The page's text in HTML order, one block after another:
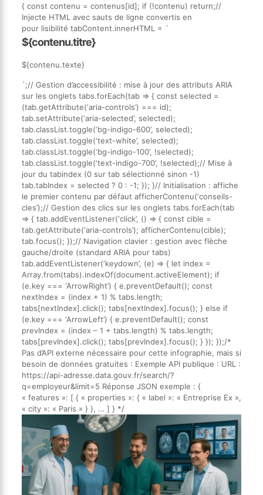
{ const contenu = contenus[id]; if (!contenu) return;//
Injecte HTML avec sauts de ligne convertis en
pour lisibilité tabContent.innerHTML = `
${contenu.titre}
${contenu.texte}
`;// Gestion d’accessibilité : mise à jour des attributs ARIA
sur les onglets tabs.forEach(tab => { const selected =
(tab.getAttribute(‘aria-controls’) === id);
tab.setAttribute(‘aria-selected’, selected);
tab.classList.toggle(‘bg-indigo-600’, selected);
tab.classList.toggle(‘text-white’, selected);
tab.classList.toggle(‘bg-indigo-100’, !selected);
tab.classList.toggle(‘text-indigo-700’, !selected);// Mise à
jour du tabindex (0 sur tab sélectionné sinon -1)
tab.tabIndex = selected ? 0 : -1; }); }// Initialisation : affiche
le premier contenu par défaut afficherContenu(‘conseils-
cles’);// Gestion des clics sur les onglets tabs.forEach(tab
=> { tab.addEventListener(‘click’, () => { const cible =
tab.getAttribute(‘aria-controls’); afficherContenu(cible);
tab.focus(); });// Navigation clavier : gestion avec flèche
gauche/droite (standard ARIA pour tabs)
tab.addEventListener(‘keydown’, (e) => { let index =
Array.from(tabs).indexOf(document.activeElement); if
(e.key === ‘ArrowRight’) { e.preventDefault(); const
nextIndex = (index + 1) % tabs.length;
tabs[nextIndex].click(); tabs[nextIndex].focus(); } else if
(e.key === ‘ArrowLeft’) { e.preventDefault(); const
prevIndex = (index – 1 + tabs.length) % tabs.length;
tabs[prevIndex].click(); tabs[prevIndex].focus(); } }); });/*
Pas d’API externe nécessaire pour cette infographie, mais si
besoin de données gratuites : Exemple API publique : URL :
https://api-adresse.data.gouv.fr/search/?
q=employeur&limit=5 Réponse JSON exemple : {
« features »: [ { « properties »: { « label »: « Entreprise Ex »,
« city »: « Paris » } }, … ] } */